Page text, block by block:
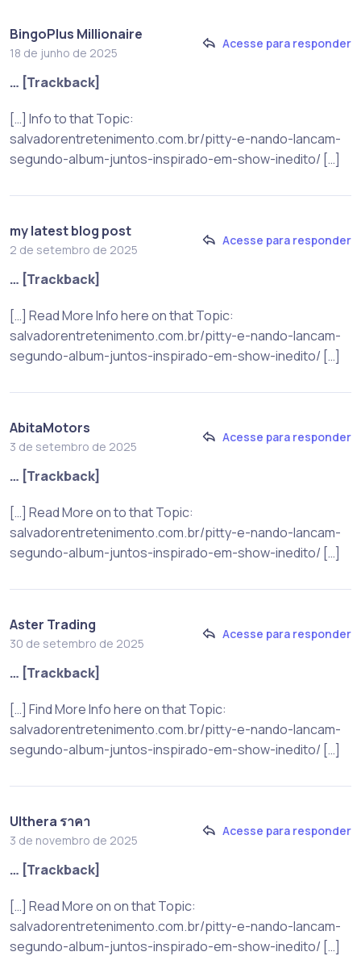
BingoPlus Millionaire
18 de junho de 2025
Acesse para responder
… [Trackback]
[…] Info to that Topic:
salvadorentretenimento.com.br/pitty-e-nando-lancam-
segundo-album-juntos-inspirado-em-show-inedito/ […]
my latest blog post
2 de setembro de 2025
Acesse para responder
… [Trackback]
[…] Read More Info here on that Topic:
salvadorentretenimento.com.br/pitty-e-nando-lancam-
segundo-album-juntos-inspirado-em-show-inedito/ […]
AbitaMotors
3 de setembro de 2025
Acesse para responder
… [Trackback]
[…] Read More on to that Topic:
salvadorentretenimento.com.br/pitty-e-nando-lancam-
segundo-album-juntos-inspirado-em-show-inedito/ […]
Aster Trading
30 de setembro de 2025
Acesse para responder
… [Trackback]
[…] Find More Info here on that Topic:
salvadorentretenimento.com.br/pitty-e-nando-lancam-
segundo-album-juntos-inspirado-em-show-inedito/ […]
Ulthera ราคา
3 de novembro de 2025
Acesse para responder
… [Trackback]
[…] Read More on on that Topic:
salvadorentretenimento.com.br/pitty-e-nando-lancam-
segundo-album-juntos-inspirado-em-show-inedito/ […]